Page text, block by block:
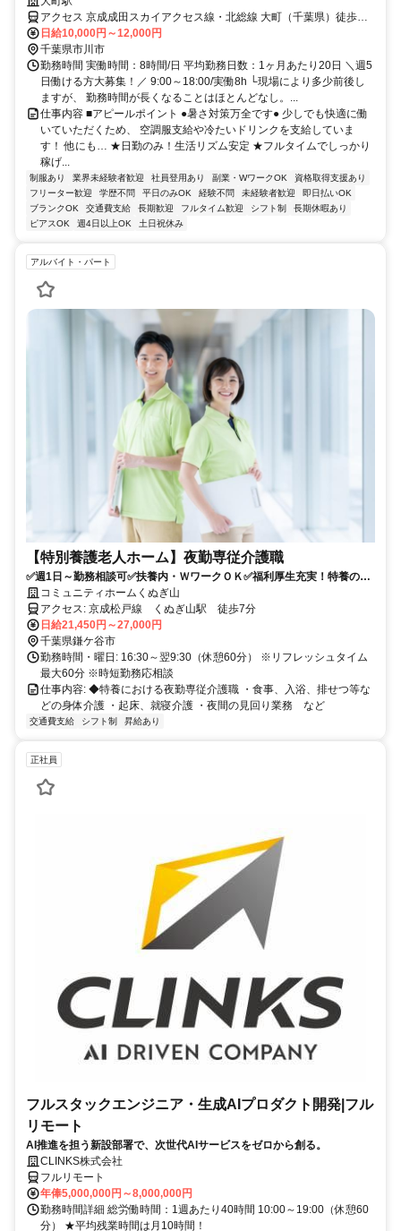
迎！★日勤のみ警備★日払いOK★残業ほぼなし
アクセス 京成成田スカイアクセス線・北総線 大町（千葉県）徒歩約1
分、京成松戸線 くぬぎ山西口徒歩約10分、京成成田スカイアクセス
線・北総線 松飛台徒歩約19分 大町駅近く
日給10,000円～12,000円
千葉県市川市
勤務時間 実働時間：8時間/日 平均勤務日数：1ヶ月あたり20日 ＼週5
日働ける方大募集！／ 9:00～18:00/実働8h └現場により多少前後し
ますが、 勤務時間が長くなることはほとんどなし。...
仕事内容 ■アピールポイント ●暑さ対策万全です● 少しでも快適に働
いていただくため、 空調服支給や冷たいドリンクを支給していま
す！ 他にも… ★日勤のみ！生活リズム安定 ★フルタイムでしっかり
稼げ...
制服あり 業界未経験者歓迎 社員登用あり 副業・WワークOK
資格取得支援あり
フリーター歓迎
学歴不問 平日のみOK 経験不問 未経験者歓迎
即日払いOK
ブランクOK
交通費支給 長期歓迎 フルタイム歓迎 シフト制
長期休暇あり
ピアスOK
週4日以上OK 土日祝休み
アルバイト・パート
【特別養護老人ホーム】夜勤専従介護職
✅週1日～勤務相談可✅扶養内・ＷワークＯＫ✅福利厚生充実！特養の夜
勤専従介護職
コミュニティホームくぬぎ山
アクセス: 京成松戸線 くぬぎ山駅 徒歩7分
日給21,450円～27,000円
千葉県鎌ケ谷市
勤務時間・曜日: 16:30～翌9:30（休憩60分） ※リフレッシュタイム
最大60分 ※時短勤務応相談
仕事内容: ◆特養における夜勤専従介護職 ・食事、入浴、排せつ等な
どの身体介護 ・起床、就寝介護 ・夜間の見回り業務 など
交通費支給 シフト制 昇給あり
正社員
フルスタックエンジニア・生成AIプロダクト開発|フル
リモート
AI推進を担う新設部署で、次世代AIサービスをゼロから創る。
CLINKS株式会社
フルリモート
年俸5,000,000円～8,000,000円
勤務時間詳細 総労働時間：1週あたり40時間 10:00～19:00（休憩60
分） ★平均残業時間は月10時間！